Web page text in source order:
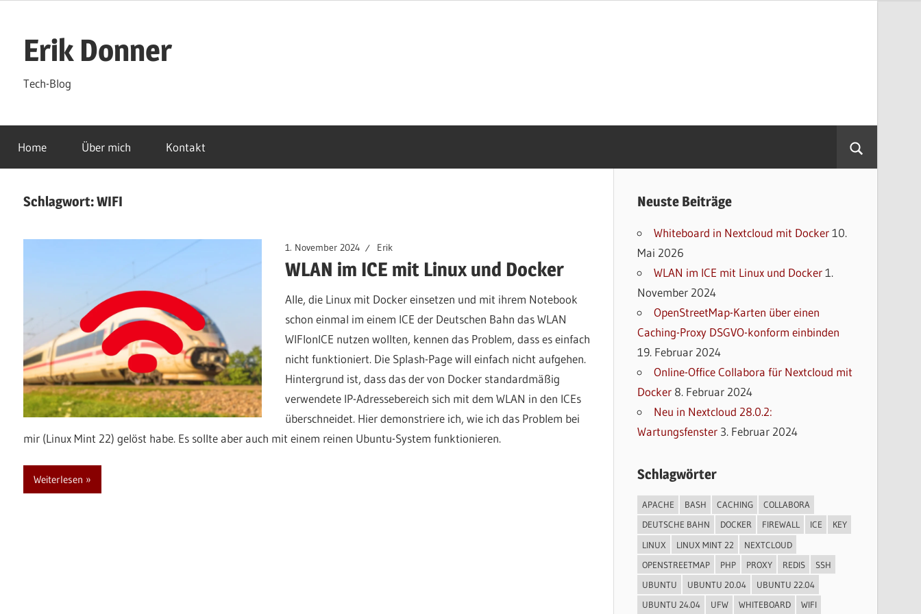
springenErik Donner
Tech-Blog
Home Über mich Kontakt
Schlagwort:WIFI
1. November 2024 Erik
WLAN im ICE mit Linux und Docker
Alle, die Linux mit Docker einsetzen und mit ihrem Notebook
schon einmal im einem ICE der Deutschen Bahn das WLAN
WIFIonICE nutzen wollten, kennen das Problem, dass es einfach
nicht funktioniert. Die Splash-Page will einfach nicht aufgehen.
Hintergrund ist, dass das der von Docker standardmäßig
verwendete IP-Adressebereich sich mit dem WLAN in den ICEs
überschneidet. Hier demonstriere ich, wie ich das Problem bei
mir (Linux Mint 22) gelöst habe. Es sollte aber auch mit einem reinen Ubuntu-System funktionieren.
Weiterlesen
Neuste Beiträge
Whiteboard in Nextcloud mit Docker10.
Mai 2026
WLAN im ICE mit Linux und Docker1.
November 2024
OpenStreetMap-Karten über einen
Caching-Proxy DSGVO-konform einbinden
19. Februar 2024
Online-Office Collabora für Nextcloud mit
Docker 8. Februar 2024
Neu in Nextcloud 28.0.2:
Wartungsfenster 3. Februar 2024
Schlagwörter
APACHE BASH CACHING
COLLABORA
DEUTSCHE BAHN
DOCKER FIREWALL ICE
KEY
LINUX
LINUX MINT 22
NEXTCLOUD
OPENSTREETMAP
PHP PROXY REDIS
SSH
UBUNTU
UBUNTU 20.04
UBUNTU 22.04
UBUNTU 24.04
UFW WHITEBOARD WIFI